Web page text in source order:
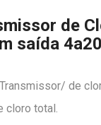
de
saída
de
cloro total.